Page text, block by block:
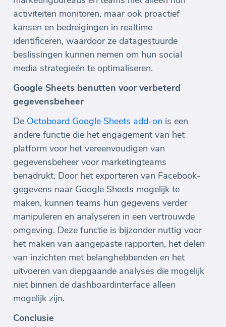
activiteiten monitoren, maar ook proactief
kansen en bedreigingen in realtime
identificeren, waardoor ze datagestuurde
beslissingen kunnen nemen om hun social
media strategieën te optimaliseren.
Google Sheets benutten voor verbeterd
gegevensbeheer
De Octoboard Google Sheets add-on is een
andere functie die het engagement van het
platform voor het vereenvoudigen van
gegevensbeheer voor marketingteams
benadrukt. Door het exporteren van Facebook-
gegevens naar Google Sheets mogelijk te
maken, kunnen teams hun gegevens verder
manipuleren en analyseren in een vertrouwde
omgeving. Deze functie is bijzonder nuttig voor
het maken van aangepaste rapporten, het delen
van inzichten met belanghebbenden en het
uitvoeren van diepgaande analyses die mogelijk
niet binnen de dashboardinterface alleen
mogelijk zijn.
Conclusie